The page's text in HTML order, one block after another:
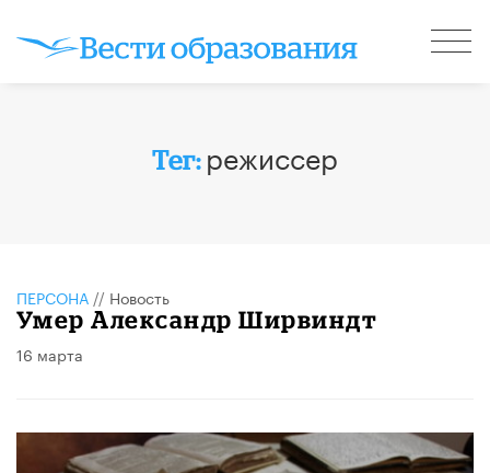
Тег: режиссер
ПЕРСОНА // Новость
Умер Александр Ширвиндт
16 марта